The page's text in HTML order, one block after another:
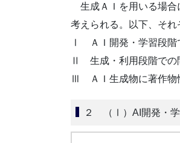
生成ＡＩを用いる場合
考えられる。以下、それ
Ⅰ ＡＩ開発・学習段階
Ⅱ 生成・利用段階で
Ⅲ ＡＩ生成物に著作物
２ （Ⅰ）AI開発・学